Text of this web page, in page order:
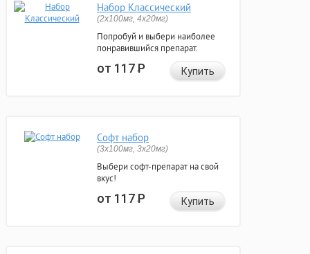
Набор Классический
(2x100мг, 4x20мг)
Попробуй и выбери наиболее
понравившийся препарат.
от 117Р Купить
Софт набор
(3x100мг, 3x20мг)
Выбери софт-препарат на свой
вкус!
от 117Р Купить